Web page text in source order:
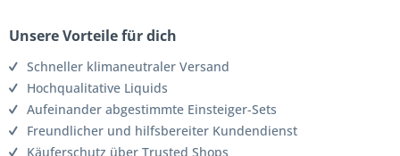
Unsere Vorteile für dich
Schneller klimaneutraler Versand
Hochqualitative Liquids
Aufeinander abgestimmte Einsteiger-Sets
Freundlicher und hilfsbereiter Kundendienst
Käuferschutz über Trusted Shops